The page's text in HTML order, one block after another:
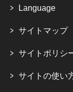
Language
サイトマップ
サイトポリシ
サイトの使い